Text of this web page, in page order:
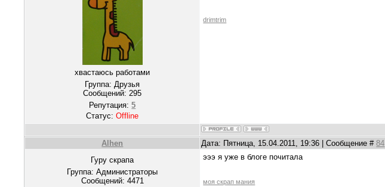
хвастаюсь работами
Группа: Друзья
Сообщений:295
Репутация:5
Статус:Offline
drimtrim
Alhen Дата: Пятница, 15.04.2011, 19:36 | Сообщение #84
Гуру скрапа
Группа: Администраторы
Сообщений: 4471
эээ я уже в блоге почитала
моя скрап мания